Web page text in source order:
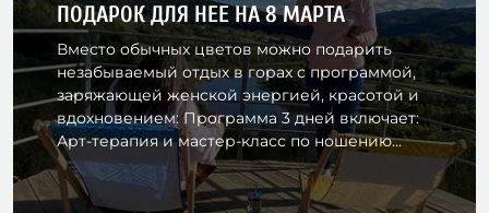
ПОДАРОК ДЛЯ НЕЕ НА 8 МАРТА
Вместо обычных цветов можно подарить
незабываемый отдых в горах с программой,
заряжающей женской энергией, красотой и
вдохновением: Программа 3 дней включает:
Арт-терапия и мастер-класс по ношению...